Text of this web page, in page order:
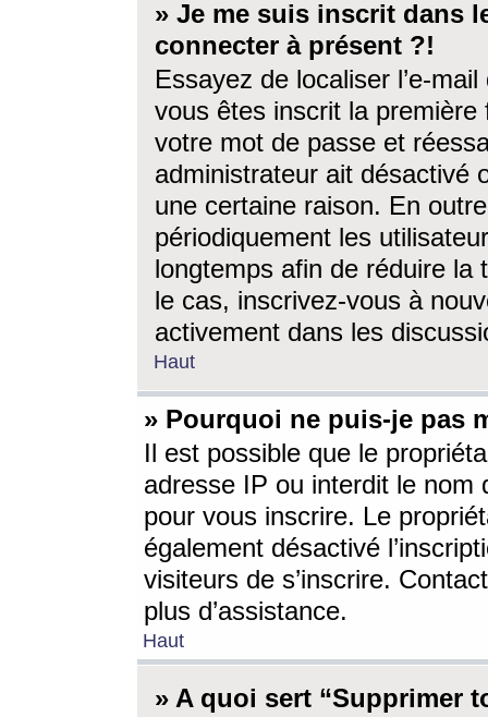
» Je me suis inscrit dans
connecter à présent ?!
Essayez de localiser l’e-
vous êtes inscrit la première
votre mot de passe et
administrateur ait désactivé
une certaine raison. En
périodiquement les
longtemps afin de réduire la
le cas, inscrivez-vous à
activement dans les
Haut
» Pourquoi ne puis-je pas
Il est possible que le
adresse IP ou interdit le nom
pour vous inscrire. Le
également désactivé
visiteurs de s’inscrire.
plus d’assistance.
Haut
» A quoi sert “Supprimer